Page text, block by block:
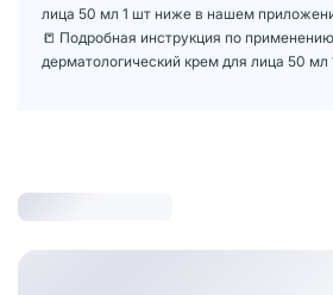
лица 50 мл 1 шт ниже в нашем
📒 Подробная инструкция по
дерматологический крем для лица 50 мл